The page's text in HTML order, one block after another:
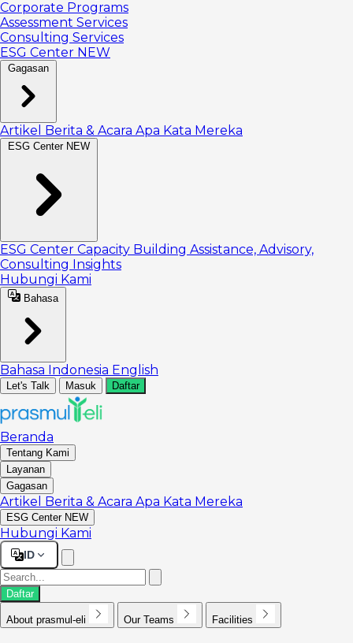
Corporate Programs
Assessment Services
Consulting Services
ESG Center NEW
Gagasan
Artikel Berita & Acara Apa Kata Mereka
ESG Center NEW
ESG Center Capacity Building Assistance, Advisory,
Consulting Insights
Hubungi Kami
Bahasa
Bahasa Indonesia English
Let's Talk Masuk Daftar
Beranda
Tentang Kami
Layanan
Gagasan
Artikel Berita & Acara Apa Kata Mereka
ESG Center NEW
Hubungi Kami
ID
Daftar
About prasmul-eli Our Teams Facilities